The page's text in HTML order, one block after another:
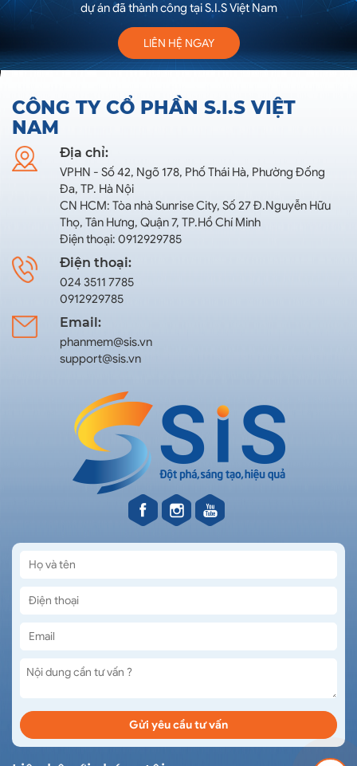
dự án đã thành công tại S.I.S Việt Nam
LIÊN HỆ NGAY
CÔNG TY CỔ PHẦN S.I.S VIỆT
NAM
Địa chỉ:
VPHN - Số 42, Ngõ 178, Phố Thái Hà, Phường Đống
Đa, TP. Hà Nội
CN HCM: Tòa nhà Sunrise City, Số 27 Đ.Nguyễn Hữu
Thọ, Tân Hưng, Quận 7, TP.Hồ Chí Minh
Điện thoại: 0912929785
Điện thoại:
024 3511 7785
0912929785
Email:
phanmem@sis.vn
support@sis.vn